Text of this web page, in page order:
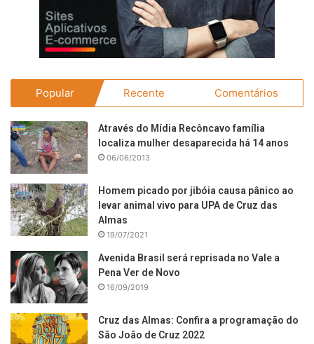
Popular Recente Comentários
Através do Mídia Recôncavo família
localiza mulher desaparecida há 14 anos
06/06/2013
Homem picado por jibóia causa pânico ao
levar animal vivo para UPA de Cruz das
Almas
19/07/2021
Avenida Brasil será reprisada no Vale a
Pena Ver de Novo
16/09/2019
Cruz das Almas: Confira a programação do
São João de Cruz 2022